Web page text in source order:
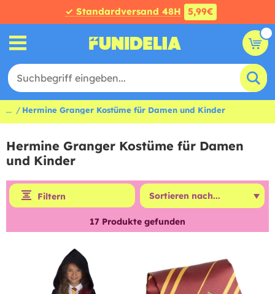
✓ Standardversand 48H 5,99€
... Hermine Granger Kostüme für Damen und Kinder
Hermine Granger Kostüme für Damen
und Kinder
Filtern
17 Produkte gefunden